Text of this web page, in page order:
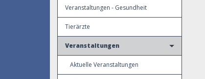
Veranstaltungen - Gesundheit
Tierärzte
Veranstaltungen
Aktuelle Veranstaltungen